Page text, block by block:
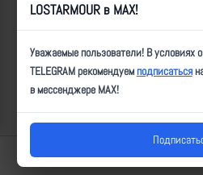
Lostarmour | Carthago Delenda
LOSTARMOUR в MAX!
Уважаемые пользователи! В условиях
TELEGRAM рекомендуемподписаться
в мессенджере MAX!